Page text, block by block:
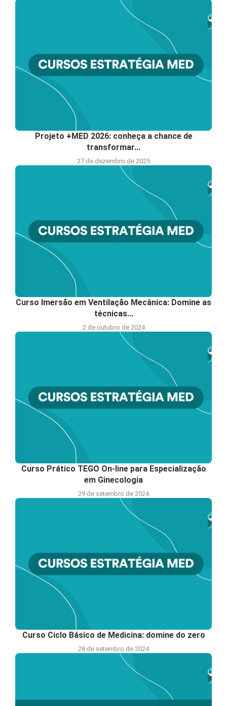
Projeto +MED 2026: conheça a chance de
transformar...
27 de dezembro de 2025
Curso Imersão em Ventilação Mecânica: Domine as
técnicas...
2 de outubro de 2024
Curso Prático TEGO On-line para Especialização
em Ginecologia
29 de setembro de 2024
Curso Ciclo Básico de Medicina: domine do zero
28 de setembro de 2024